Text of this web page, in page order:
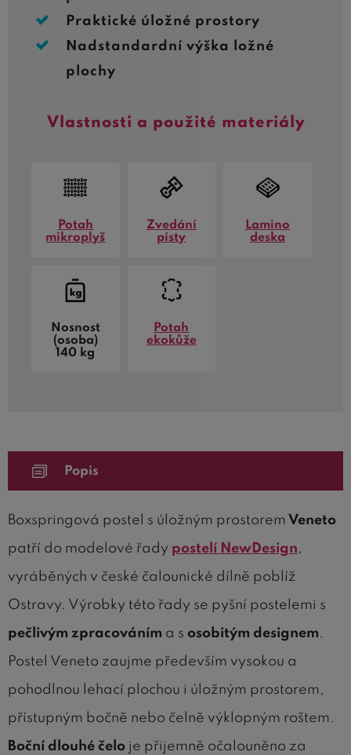
Praktické úložné prostory
Nadstandardní výška ložné
plochy
Vlastnosti a použité materiály
Potah
mikroplyš
Zvedání
písty
Lamino
deska
Nosnost
(osoba)
140 kg
Potah
ekokůže
Popis
Boxspringová postel s úložným prostorem Veneto
patří do modelové řady postelí NewDesign,
vyráběných v české čalounické dílně poblíž
Ostravy. Výrobky této řady se pyšní postelemi s
pečlivým zpracováním a s osobitým designem.
Postel Veneto zaujme především vysokou a
pohodlnou lehací plochou i úložným prostorem,
přístupným bočně nebo čelně výklopným roštem.
Boční dlouhé čelo je přijemně očalouněno za